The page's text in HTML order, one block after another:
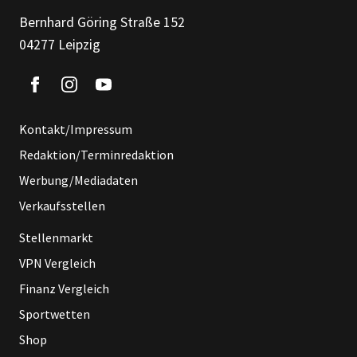
Bernhard Göring Straße 152
04277 Leipzig
Kontakt/Impressum
Redaktion/Terminredaktion
Werbung/Mediadaten
Verkaufsstellen
Stellenmarkt
VPN Vergleich
Finanz Vergleich
Sportwetten
Shop